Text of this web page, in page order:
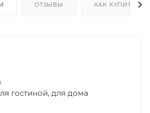
ОТЗЫВЫ КАК КУПИТЬ
гостиной, для дома